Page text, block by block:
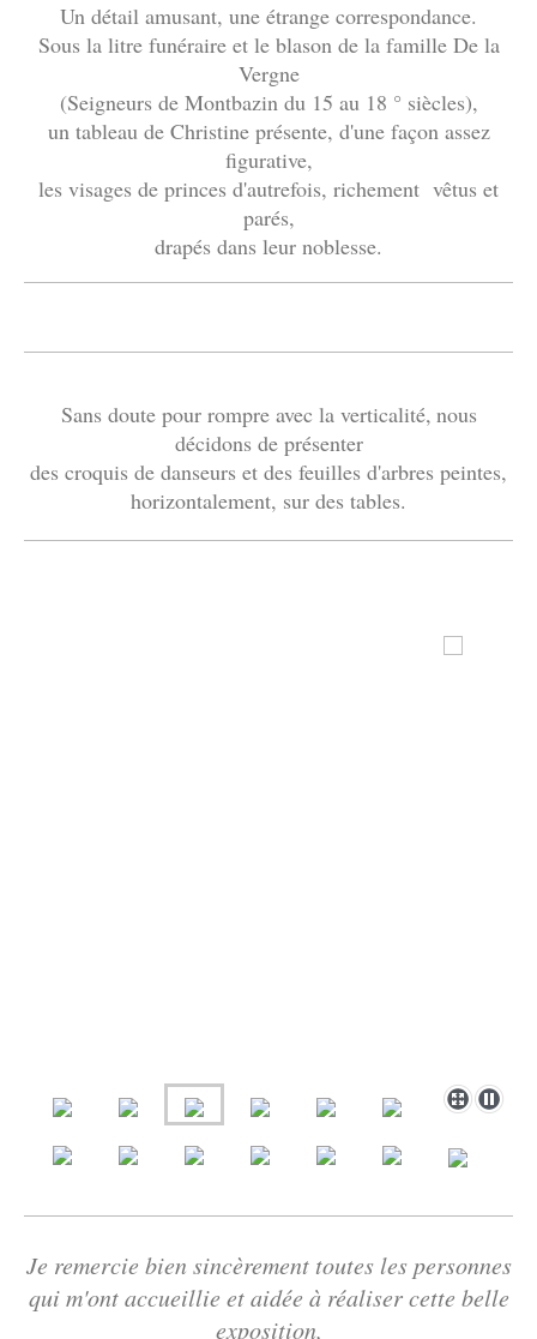
Un détail amusant, une étrange correspondance.
Sous la litre funéraire et le blason de la famille De la
Vergne
(Seigneurs de Montbazin du 15 au 18 ° siècles),
un tableau de Christine présente, d'une façon assez
figurative,
les visages de princes d'autrefois, richement vêtus et
parés,
drapés dans leur noblesse.
Sans doute pour rompre avec la verticalité, nous
décidons de présenter
des croquis de danseurs et des feuilles d'arbres peintes,
horizontalement, sur des tables.
Je remercie bien sincèrement toutes les personnes
qui m'ont accueillie et aidée à réaliser cette belle
exposition,